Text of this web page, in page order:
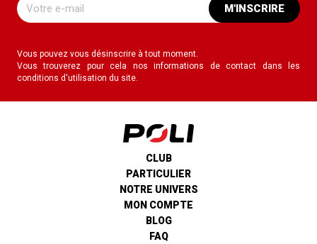
M'INSCRIRE
Vous pouvez vous désinscrire à tout moment.
Vous trouverez pour cela nos informations de contact dans les
conditions d'utilisation du site.
CLUB
PARTICULIER
NOTRE UNIVERS
MON COMPTE
BLOG
FAQ